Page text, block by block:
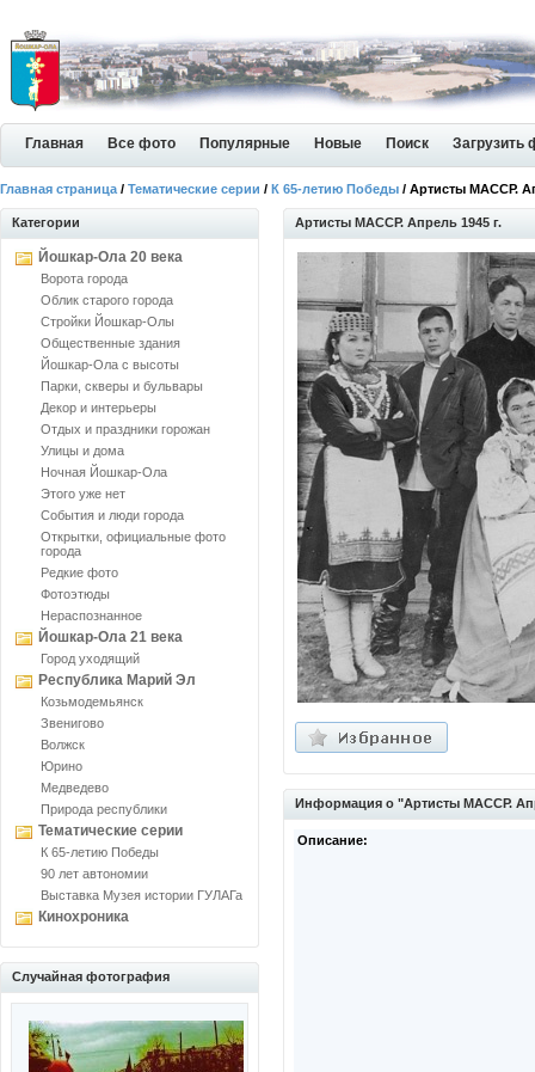
Главная Все фото Популярные Новые Поиск Загрузить
Главная страница / Тематические серии / К 65-летию Победы / Артисты МАССР.
Категории
Йошкар-Ола 20 века
Ворота города
Облик старого города
Стройки Йошкар-Олы
Общественные здания
Йошкар-Ола с высоты
Парки, скверы и бульвары
Декор и интерьеры
Отдых и праздники горожан
Улицы и дома
Ночная Йошкар-Ола
Этого уже нет
События и люди города
Открытки, официальные фото
города
Редкие фото
Фотоэтюды
Нераспознанное
Йошкар-Ола 21 века
Город уходящий
Республика Марий Эл
Козьмодемьянск
Звенигово
Волжск
Юрино
Медведево
Природа республики
Тематические серии
К 65-летию Победы
90 лет автономии
Выставка Музея истории ГУЛАГа
Кинохроника
Случайная фотография
Артисты МАССР. Апрель 1945 г.
Информация о "Артисты МАССР.
Описание: